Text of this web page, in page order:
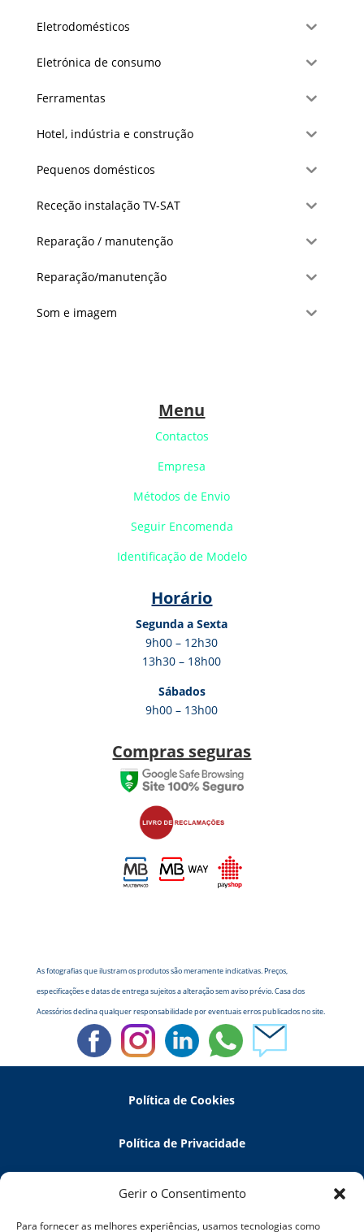
Gerir o Consentimento
Para fornecer as melhores experiências, usamos tecnologias como
Eletrodomésticos
Eletrónica de consumo
Ferramentas
Hotel, indústria e construção
Pequenos domésticos
Receção instalação TV-SAT
Reparação / manutenção
Reparação/manutenção
Som e imagem
Menu
Contactos
Empresa
Métodos de Envio
Seguir Encomenda
Identificação de Modelo
Horário
Segunda a Sexta
9h00 – 12h30
13h30 – 18h00
Sábados
9h00 – 13h00
Compras seguras
As fotografias que ilustram os produtos são meramente indicativas. Preços,
especificações e datas de entrega sujeitos a alteração sem aviso prévio. Casa dos
Acessórios declina qualquer responsabilidade por eventuais erros publicados no site.
Política de Cookies
Política de Privacidade
Política de Devoluções
Termos e Condições